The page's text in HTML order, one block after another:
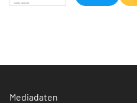
Mediadaten